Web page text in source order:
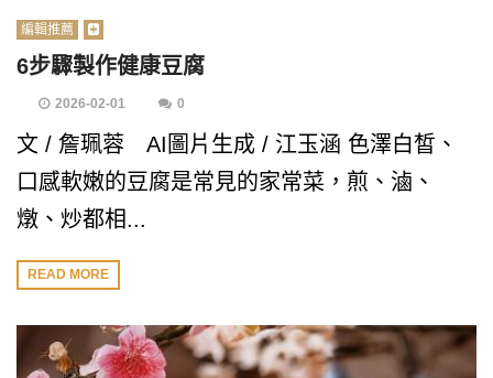
編輯推薦
6步驟製作健康豆腐
2026-02-01 0
文 / 詹珮蓉 AI圖片生成 / 江玉涵 色澤白皙、
口感軟嫩的豆腐是常見的家常菜，煎、滷、
燉、炒都相...
READ MORE